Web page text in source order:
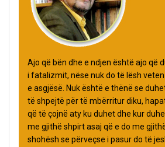
Ajo që bën dhe e ndjen është ajo që
i fatalizmit, nëse nuk do të lësh
e asgjësë. Nuk është e thënë se
të shpejtë për të mbërritur diku,
që të çojnë aty ku duhet dhe kur
me gjithë shpirt asaj që e do me
shohësh se përveçse i pasur do të